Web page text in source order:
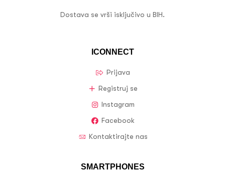
ICONNECT
Prijava
Registruj se
Instagram
Facebook
Kontaktirajte nas
SMARTPHONES
Dostava se vrši isključivo u BIH.